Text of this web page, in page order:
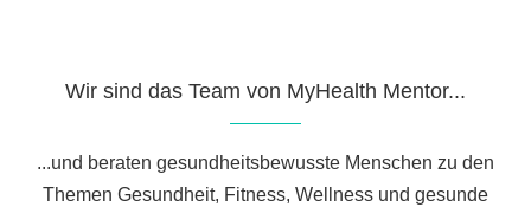
Wir sind das Team von MyHealth Mentor...
...und beraten gesundheitsbewusste Menschen zu den
Themen Gesundheit, Fitness, Wellness und gesunde